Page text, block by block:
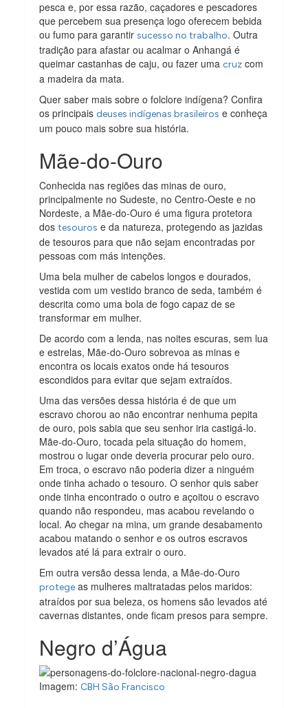
pesca e, por essa razão, caçadores e pescadores
que percebem sua presença logo oferecem bebida
ou fumo para garantirsucesso no trabalho. Outra
tradição para afastar ou acalmar o Anhangá é
queimar castanhas de caju, ou fazer umacruz com
a madeira da mata.
Quer saber mais sobre o folclore indígena? Confira
os principaisdeuses indígenas brasileiros e conheça
um pouco mais sobre sua história.
Mãe-do-Ouro
Conhecida nas regiões das minas de ouro,
principalmente no Sudeste, no Centro-Oeste e no
Nordeste, a Mãe-do-Ouro é uma figura protetora
dostesouros e da natureza, protegendo as jazidas
de tesouros para que não sejam encontradas por
pessoas com más intenções.
Uma bela mulher de cabelos longos e dourados,
vestida com um vestido branco de seda, também é
descrita como uma bola de fogo capaz de se
transformar em mulher.
De acordo com a lenda, nas noites escuras, sem lua
e estrelas, Mãe-do-Ouro sobrevoa as minas e
encontra os locais exatos onde há tesouros
escondidos para evitar que sejam extraídos.
Uma das versões dessa história é de que um
escravo chorou ao não encontrar nenhuma pepita
de ouro, pois sabia que seu senhor iria castigá-lo.
Mãe-do-Ouro, tocada pela situação do homem,
mostrou o lugar onde deveria procurar pelo ouro.
Em troca, o escravo não poderia dizer a ninguém
onde tinha achado o tesouro. O senhor quis saber
onde tinha encontrado o outro e açoitou o escravo
quando não respondeu, mas acabou revelando o
local. Ao chegar na mina, um grande desabamento
acabou matando o senhor e os outros escravos
levados até lá para extrair o ouro.
Em outra versão dessa lenda, a Mãe-do-Ouro
protege as mulheres maltratadas pelos maridos:
atraídos por sua beleza, os homens são levados até
cavernas distantes, onde ficam presos para sempre.
Negro d’Água
Imagem: CBH São Francisco